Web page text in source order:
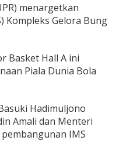
menargetkan
Kompleks Gelora Bung
Basket Hall A ini
Piala Dunia Bola
Hadimuljono
Amali dan Menteri
IMS